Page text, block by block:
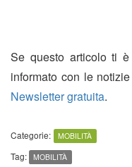
Se questo articolo ti
informato con le
Newsletter gratuita.
Categorie: MOBILITÀ
Tag: MOBILITÀ